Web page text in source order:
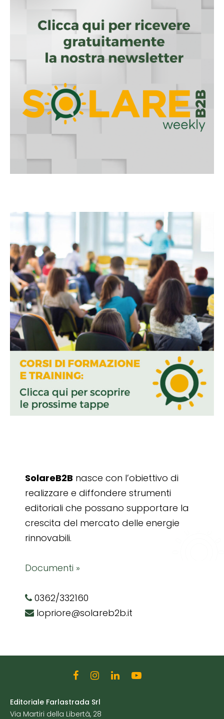
SolareB2B nasce con l’obiettivo di
realizzare e diffondere strumenti
editoriali che possano supportare la
crescita del mercato delle energie
rinnovabili.
Documenti »
0362/332160
lopriore@solareb2b.it
Editoriale Farlastrada Srl
Via Martiri della Libertà, 28